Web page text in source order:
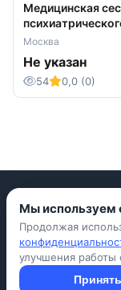
Медицинская
Москва
Не указан
54 0,0 (0)
Подать
Мы используем
Продолжая
улучшения работы
Принять